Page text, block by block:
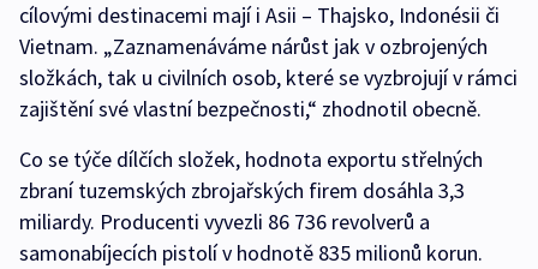
cílovými destinacemi mají i Asii – Thajsko, Indonésii či
Vietnam. „Zaznamenáváme nárůst jak v ozbrojených
složkách, tak u civilních osob, které se vyzbrojují v rámci
zajištění své vlastní bezpečnosti,“ zhodnotil obecně.
Co se týče dílčích složek, hodnota exportu střelných
zbraní tuzemských zbrojařských firem dosáhla 3,3
miliardy. Producenti vyvezli 86 736 revolverů a
samonabíjecích pistolí v hodnotě 835 milionů korun.